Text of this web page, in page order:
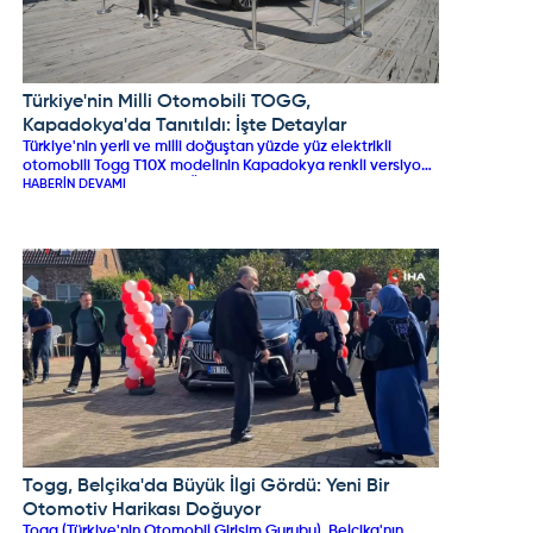
TOGG
Türkiye'nin Milli Otomobili TOGG,
Kapadokya'da Tanıtıldı: İşte Detaylar
Türkiye'nin yerli ve milli doğuştan yüzde yüz elektrikli
otomobili Togg T10X modelinin Kapadokya renkli versiyonu
ismini aldığı Nevşehir'in Ürgüp ilçesinde görücüye çıktı.
HABERIN DEVAMI
TOGG
Togg, Belçika'da Büyük İlgi Gördü: Yeni Bir
Otomotiv Harikası Doğuyor